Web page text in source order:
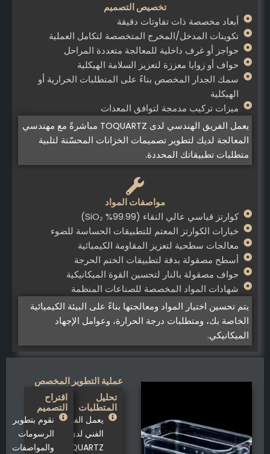
تخصيص التصميم
أبعاد مخصصة ذات تفاوتات دقيقة
تكوينات المدخل/المخرج المتخصصة لتكامل العملية
حواجز أو غرف داخلية للمعالجة متعددة المراحل
حواف أو زوايا معززة لتعزيز السلامة الهيكلية
سمك الجدار المخصص بناءً على المتطلبات الحرارية أو
الهيكلية
ميزات تركيب مدمجة لتوافق المعدات
يعمل الفريق الهندسي لدى TOQUARTZ مباشرةً مع مهندسي
المعالجة لديك لتطوير تصميمات الخزانات المحسّنة لتلبية
متطلبات تطبيقاتك المحددة.
مواصفات المواد
كوارتز قياسي عالي النقاء (99.99% SiO₂)
خيارات الكوارتز المعتم للتطبيقات الحساسة للضوء
معالجات سطحية لتعزيز المقاومة الكيميائية
أسطح مصقولة بدقة لتطبيقات الختم الحرجة
حواف مصقولة بالنار لتحسين القوة الميكانيكية
شهادات المواد المخصصة للصناعات المنظمة
يتم تحسين اختيار المواد ومعالجتها بناءً على البيئة الكيميائية
الخاصة بك، ومتطلبات درجة الحرارة، وعوامل الإجهاد
الميكانيكي.
عملية التطوير المخصص
تحليل
المتطلبات
يعمل الفريق
الفني لدى
TOQUARTZ
اقتراح
التصميم
نقوم بتطوير
الرسومات
والمواصفات